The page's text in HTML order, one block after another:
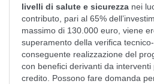
livelli di salute e sicurezza nei
contributo, pari al 65%
massimo di 130.000 euro, viene
superamento della verifica
conseguente realizzazione del
con benefici derivanti da
credito. Possono fare domanda